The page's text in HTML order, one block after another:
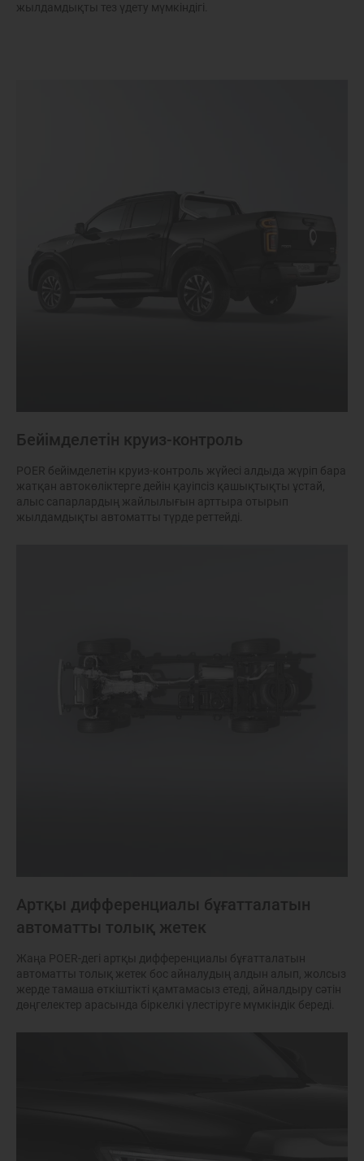
жылдамдықты тез үдету мүмкіндігі.
Бейімделетін круиз-контроль
POER бейімделетін круиз-контроль жүйесі алдыда жүріп бара
жатқан автокөліктерге дейін қауіпсіз қашықтықты ұстай,
алыс сапарлардың жайлылығын арттыра отырып
жылдамдықты автоматты түрде реттейді.
Артқы дифференциалы бұғатталатын
автоматты толық жетек
Жаңа POER-дегі артқы дифференциалы бұғатталатын
автоматты толық жетек бос айналудың алдын алып, жолсыз
жерде тамаша өткіштікті қамтамасыз етеді, айналдыру сәтін
дөңгелектер арасында біркелкі үлестіруге мүмкіндік береді.